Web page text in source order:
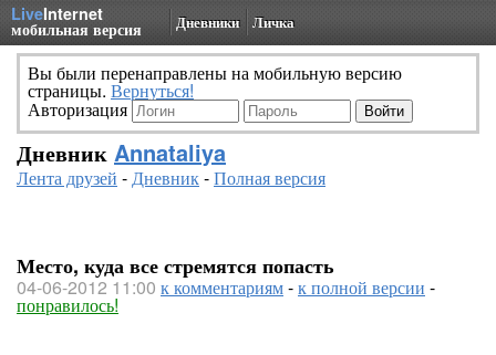
LiveInternet
мобильная версия Дневники Личка
Вы были перенаправлены на мобильную версию
страницы. Вернуться!
Авторизация
Дневник Annataliya
Лента друзей -Дневник-Полная версия
Место, куда все стремятся попасть
04-06-2012 11:00 к комментариям-к полной версии -
понравилось!